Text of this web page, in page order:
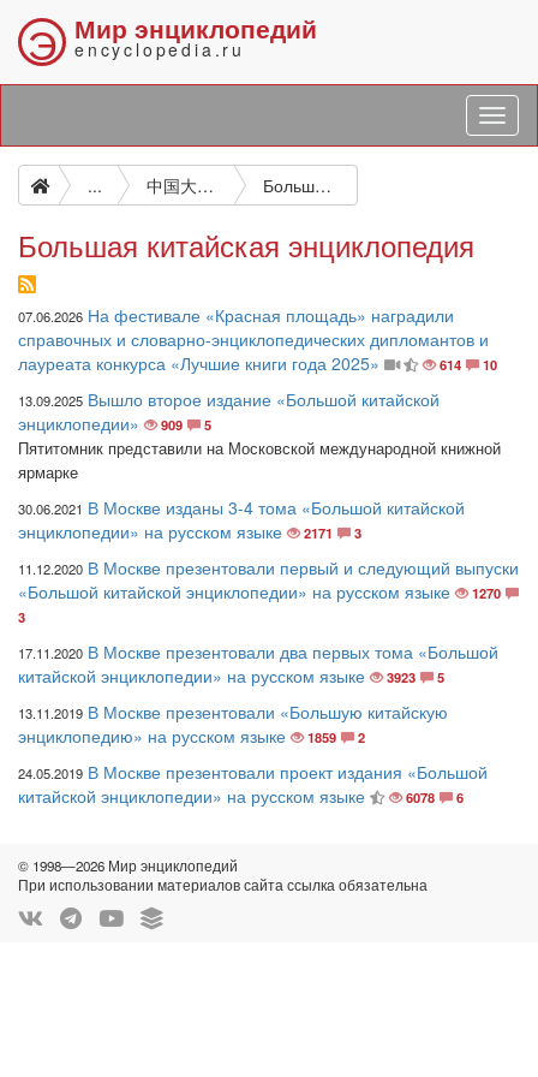
Э Мир энциклопедий
encyclopedia.ru
... 中国大百科全书 Большая китайская энциклопедия
Большая китайская энциклопедия
07.06.2026 На фестивале «Красная площадь» наградили
справочных и словарно-энциклопедических дипломантов и
лауреата конкурса «Лучшие книги года 2025»
614
10
13.09.2025 Вышло второе издание «Большой китайской
энциклопедии»
909 5
Пятитомник представили на Московской международной книжной
ярмарке
30.06.2021 В Москве изданы 3-4 тома «Большой китайской
энциклопедии» на русском языке
2171
3
11.12.2020 В Москве презентовали первый и следующий выпуски
«Большой китайской энциклопедии» на русском языке
1270
3
17.11.2020 В Москве презентовали два первых тома «Большой
китайской энциклопедии» на русском языке
3923
5
13.11.2019 В Москве презентовали «Большую китайскую
энциклопедию» на русском языке
1859
2
24.05.2019 В Москве презентовали проект издания «Большой
китайской энциклопедии» на русском языке
6078 6
© 1998—2026 Мир энциклопедий
При использовании материалов сайта ссылка обязательна